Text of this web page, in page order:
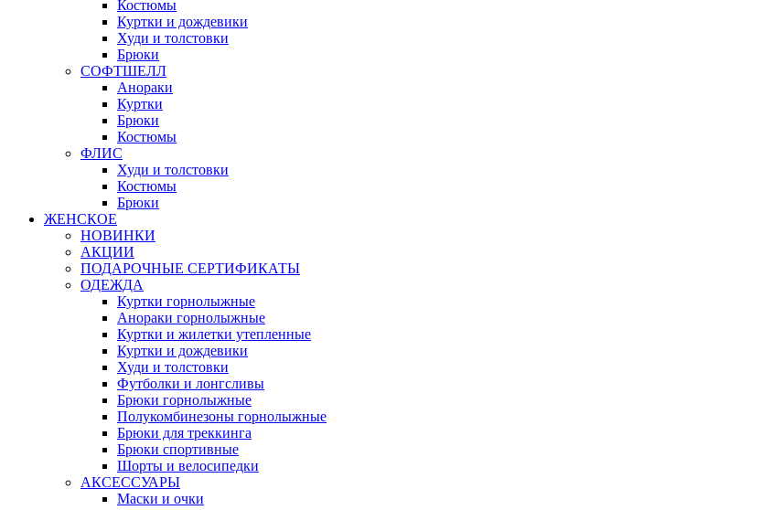
Костюмы
Куртки и дождевики
Худи и толстовки
Брюки
СОФТШЕЛЛ
Анораки
Куртки
Брюки
Костюмы
ФЛИС
Худи и толстовки
Костюмы
Брюки
ЖЕНСКОЕ
НОВИНКИ
АКЦИИ
ПОДАРОЧНЫЕ СЕРТИФИКАТЫ
ОДЕЖДА
Куртки горнолыжные
Анораки горнолыжные
Куртки и жилетки утепленные
Куртки и дождевики
Худи и толстовки
Футболки и лонгсливы
Брюки горнолыжные
Полукомбинезоны горнолыжные
Брюки для треккинга
Брюки спортивные
Шорты и велосипедки
АКСЕССУАРЫ
Маски и очки